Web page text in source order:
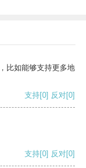
比如能够支持更多地
支持[0] 反对[0]
支持[0] 反对[0]